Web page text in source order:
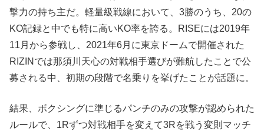
撃力の持ち主だ。軽量級戦線において、3勝のうち、20の
KO記録と中でも特に高いKO率を誇る。RISEには2019年
11月から参戦し、2021年6月に東京ドームで開催された
RIZINでは那須川天心の対戦相手選びが難航したことで公
募される中、初期の段階で名乗りを挙げたことが話題に。
結果、ボクシングに準じるパンチのみの攻撃が認められた
ルールで、1Rずつ対戦相手を変えて3Rを戦う変則マッチ